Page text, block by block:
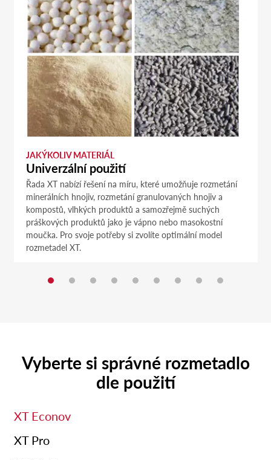
JAKÝKOLIV MATERIÁL
Univerzální použití
Řada XT nabízí řešení na míru, které umožňuje rozmetání
minerálních hnojiv, rozmetání granulovaných hnojiv a
kompostů, vlhkých produktů a samozřejmě suchých
práškových produktů jako je vápno nebo masokostní
moučka. Pro svoje potřeby si zvolíte optimální model
rozmetadel XT.
Vyberte si správné rozmetadlo
dle použití
XT Econov
XT Pro